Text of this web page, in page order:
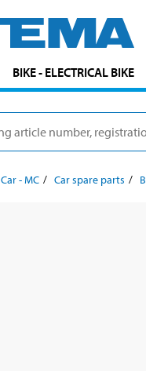
BIKE - ELECTRICAL BIKE
Car - MC Car spare parts